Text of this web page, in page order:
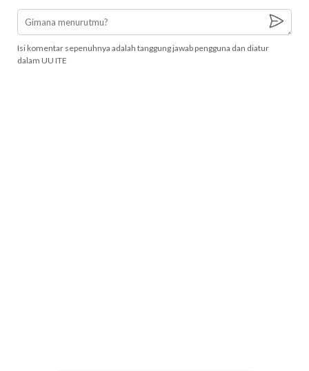
Isi komentar sepenuhnya adalah tanggung jawab pengguna dan diatur
dalam UU ITE